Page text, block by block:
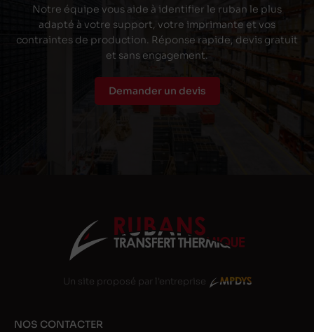
Notre équipe vous aide à identifier le ruban le plus
adapté à votre support, votre imprimante et vos
contraintes de production. Réponse rapide, devis gratuit
et sans engagement.
Demander un devis
Un site proposé par l'entreprise
NOS CONTACTER